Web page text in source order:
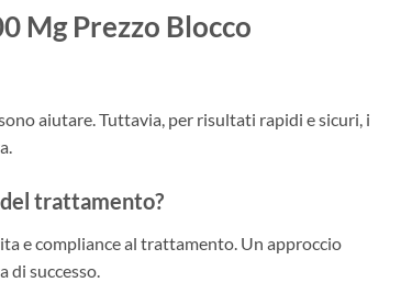
Mg Prezzo Blocco
aiutare. Tuttavia, per risultati rapidi e sicuri, i
trattamento?
e compliance al trattamento. Un approccio
successo.